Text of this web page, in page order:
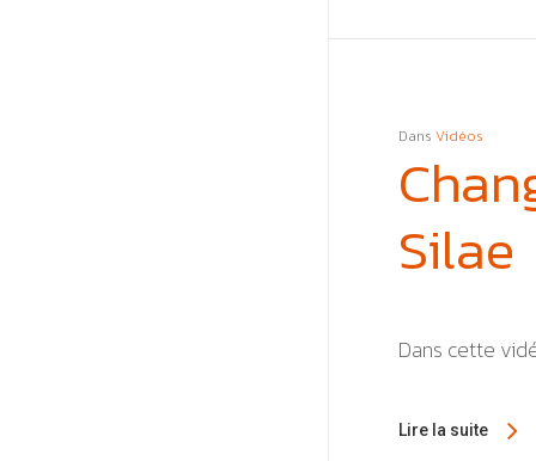
Dans Vidéos
Silae
Dans cette
Lire la suite